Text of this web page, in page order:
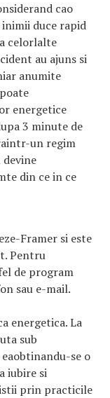
cao
duce rapid
celorlalte
au ajuns si
anumite
energetice
3 minute de
un regim
din ce in ce
Framer si este
Pentru
de program
sau e-mail.
energetica. La
sub
se o
iubire si
prin practicile